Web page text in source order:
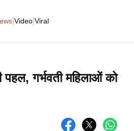
Video Viral
पहल, गर्भवती महिलाओं को